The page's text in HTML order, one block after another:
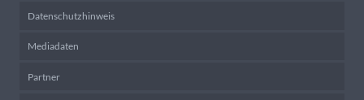
Datenschutzhinweis
Mediadaten
Partner